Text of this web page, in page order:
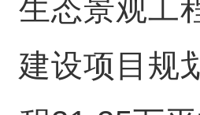
生态景观工
建设项目规